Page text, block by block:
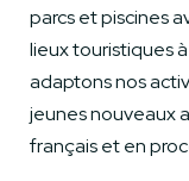
parcs et piscines
lieux touristiques
adaptons nos
jeunes nouveaux
français et en